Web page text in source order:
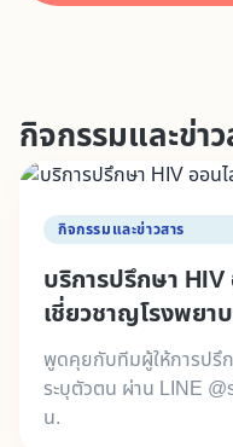
กิจกรรมและข่า
กิจกรรมและข่าวสาร
บริการปรึกษา
เชี่ยวชาญโรงพยา
พูดคุยกับทีมผู้ให้การปรึก
ระบุตัวตน ผ่าน LINE
น.